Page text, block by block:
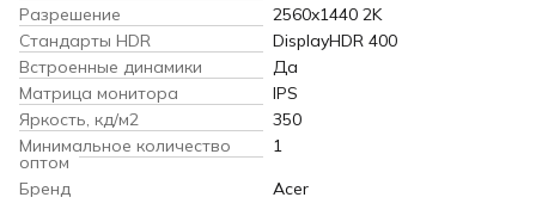
Разрешение
2560x1440 2K
Cтандарты HDR
DisplayHDR 400
Встроенные динамики
Да
Матрица монитора
IPS
Яркость, кд/м2
350
Минимальное количество
оптом
1
Бренд
Acer